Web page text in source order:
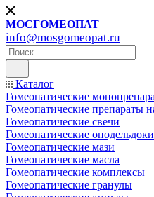
МОСГОМЕОПАТ
info@mosgomeopat.ru
Каталог
Гомеопатические
Гомеопатические препараты
Гомеопатические свечи
Гомеопатические оподельдоки
Гомеопатические мази
Гомеопатические масла
Гомеопатические комплексы
Гомеопатические гранулы